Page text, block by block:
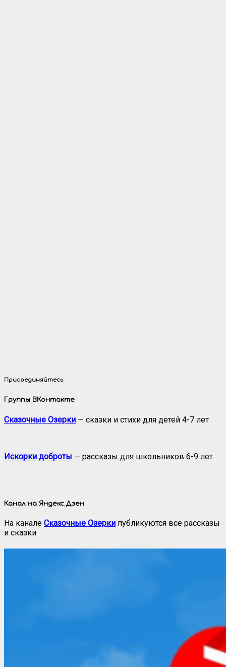
Присоединяйтесь
Группы ВКонтакте
Сказочные Озерки — сказки и стихи для детей 4-7 лет
Искорки доброты — рассказы для школьников 6-9 лет
Канал на Яндекс.Дзен
На канале Сказочные Озерки публикуются все рассказы
и сказки